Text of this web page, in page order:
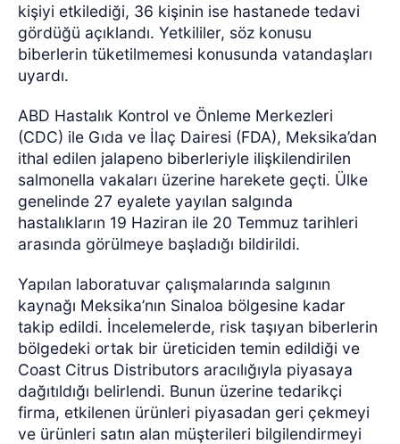
kişiyi etkilediği, 36 kişinin ise hastanede tedavi
gördüğü açıklandı. Yetkililer, söz konusu
biberlerin tüketilmemesi konusunda vatandaşları
uyardı.
ABD Hastalık Kontrol ve Önleme Merkezleri
(CDC) ile Gıda ve İlaç Dairesi (FDA), Meksika’dan
ithal edilen jalapeno biberleriyle ilişkilendirilen
salmonella vakaları üzerine harekete geçti. Ülke
genelinde 27 eyalete yayılan salgında
hastalıkların 19 Haziran ile 20 Temmuz tarihleri
arasında görülmeye başladığı bildirildi.
Yapılan laboratuvar çalışmalarında salgının
kaynağı Meksika’nın Sinaloa bölgesine kadar
takip edildi. İncelemelerde, risk taşıyan biberlerin
bölgedeki ortak bir üreticiden temin edildiği ve
Coast Citrus Distributors aracılığıyla piyasaya
dağıtıldığı belirlendi. Bunun üzerine tedarikçi
firma, etkilenen ürünleri piyasadan geri çekmeyi
ve ürünleri satın alan müşterileri bilgilendirmeyi